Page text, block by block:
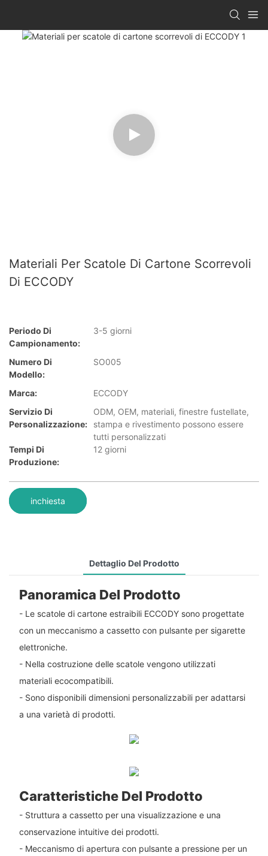
Materiali Per Scatole Di Cartone Scorrevoli
Di ECCODY
Periodo Di
Campionamento:
3-5 giorni
Numero Di
Modello:
SO005
Marca:
ECCODY
Servizio Di
Personalizzazione:
ODM, OEM, materiali, finestre fustellate,
stampa e rivestimento possono essere
tutti personalizzati
Tempi Di
Produzione:
12 giorni
inchiesta
Dettaglio Del Prodotto
Panoramica Del Prodotto
- Le scatole di cartone estraibili ECCODY sono progettate
con un meccanismo a cassetto con pulsante per sigarette
elettroniche.
- Nella costruzione delle scatole vengono utilizzati
materiali ecocompatibili.
- Sono disponibili dimensioni personalizzabili per adattarsi
a una varietà di prodotti.
Caratteristiche Del Prodotto
- Struttura a cassetto per una visualizzazione e una
conservazione intuitive dei prodotti.
- Meccanismo di apertura con pulsante a pressione per un